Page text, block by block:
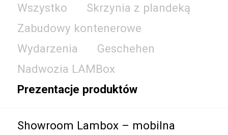
Wszystko
Skrzynia z plandeką
Zabudowy kontenerowe
Wydarzenia
Geschehen
Nadwozia LAMBox
Prezentacje produktów
Showroom Lambox – mobilna